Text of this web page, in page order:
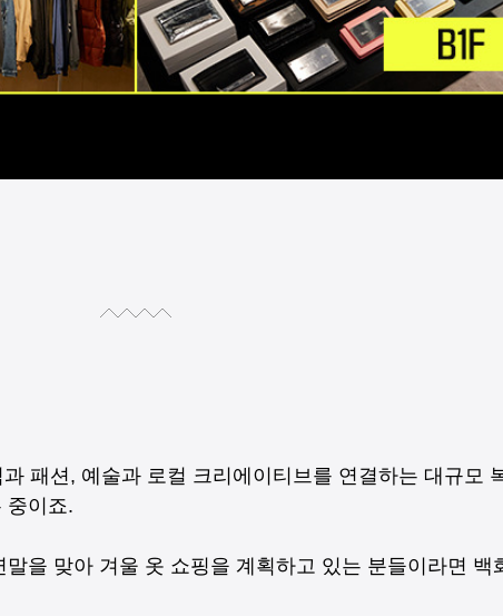
패션, 예술과 로컬 크리에이티브를 연결하는 대규모
중이죠.
을 맞아 겨울 옷 쇼핑을 계획하고 있는 분들이라면 백